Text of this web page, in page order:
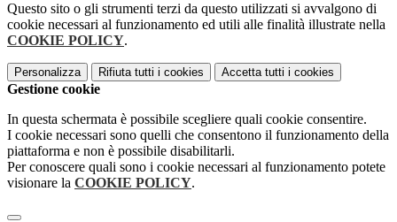
Questo sito o gli strumenti terzi da questo utilizzati si avvalgono di
cookie necessari al funzionamento ed utili alle finalità illustrate nella
COOKIE POLICY.
Personalizza Rifiuta tutti i cookies Accetta tutti i cookies
Gestione cookie
In questa schermata è possibile scegliere quali cookie consentire.
I cookie necessari sono quelli che consentono il funzionamento della
piattaforma e non è possibile disabilitarli.
Per conoscere quali sono i cookie necessari al funzionamento potete
visionare la COOKIE POLICY.